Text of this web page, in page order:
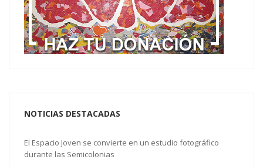
NOTICIAS DESTACADAS
El Espacio Joven se convierte en un estudio fotográfico
durante las Semicolonias